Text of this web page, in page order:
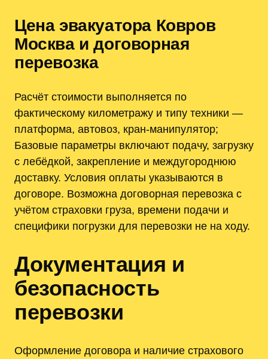
Цена эвакуатора Ковров
Москва и договорная
перевозка
Расчёт стоимости выполняется по
фактическому километражу и типу техники —
платформа, автовоз, кран-манипулятор;
Базовые параметры включают подачу, загрузку
с лебёдкой, закрепление и междугороднюю
доставку. Условия оплаты указываются в
договоре. Возможна договорная перевозка с
учётом страховки груза, времени подачи и
специфики погрузки для перевозки не на ходу.
Документация и
безопасность
перевозки
Оформление договора и наличие страхового